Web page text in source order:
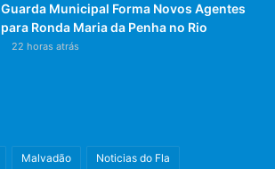
Guarda Municipal Forma Novos Agentes
para Ronda Maria da Penha no Rio
22 horas atrás
Malvadão Noticias do Fla